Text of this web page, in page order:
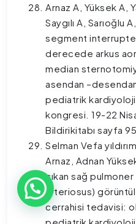
Arnaz A, Yüksek A,
Saygılı A, Sarıoğlu
segment
derecede arkus
median
asendan
pediatrik
kongresi. 19-22
Bildirikitabı sayfa
Selman Vefa
Arnaz, Adnan
çıkan sağ
arteriosus)
cerrahisi tedavisi: